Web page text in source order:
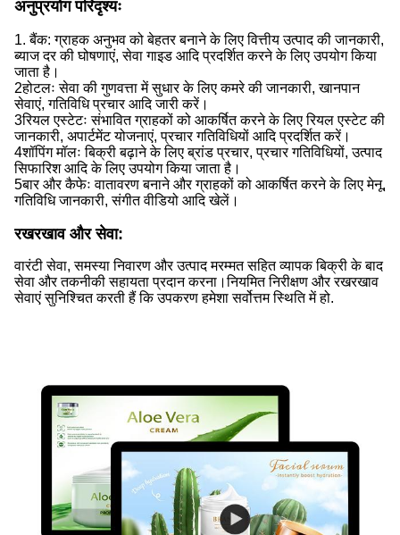
अनुप्रयोग परिदृश्यः
1. बैंक: ग्राहक अनुभव को बेहतर बनाने के लिए वित्तीय उत्पाद की जानकारी,
ब्याज दर की घोषणाएं, सेवा गाइड आदि प्रदर्शित करने के लिए उपयोग किया
जाता है।
2होटलः सेवा की गुणवत्ता में सुधार के लिए कमरे की जानकारी, खानपान
सेवाएं, गतिविधि प्रचार आदि जारी करें।
3रियल एस्टेटः संभावित ग्राहकों को आकर्षित करने के लिए रियल एस्टेट की
जानकारी, अपार्टमेंट योजनाएं, प्रचार गतिविधियों आदि प्रदर्शित करें।
4शॉपिंग मॉलः बिक्री बढ़ाने के लिए ब्रांड प्रचार, प्रचार गतिविधियों, उत्पाद
सिफारिश आदि के लिए उपयोग किया जाता है।
5बार और कैफेः वातावरण बनाने और ग्राहकों को आकर्षित करने के लिए मेनू,
गतिविधि जानकारी, संगीत वीडियो आदि खेलें।
रखरखाव और सेवा:
वारंटी सेवा, समस्या निवारण और उत्पाद मरम्मत सहित व्यापक बिक्री के बाद
सेवा और तकनीकी सहायता प्रदान करना।नियमित निरीक्षण और रखरखाव
सेवाएं सुनिश्चित करती हैं कि उपकरण हमेशा सर्वोत्तम स्थिति में हो.